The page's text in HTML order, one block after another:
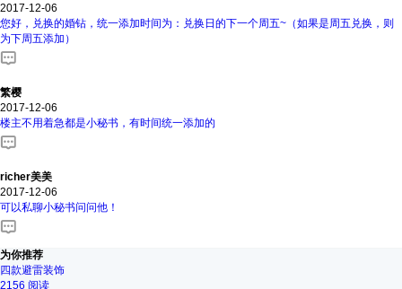
2017-12-06
您好，兑换的婚钻，统一添加时间为：兑换日的下一个周五~（如果是周五兑换，则
为下周五添加）
繁樱
2017-12-06
楼主不用着急都是小秘书，有时间统一添加的
richer美美
2017-12-06
可以私聊小秘书问问他！
为你推荐
四款避雷装饰
2156 阅读